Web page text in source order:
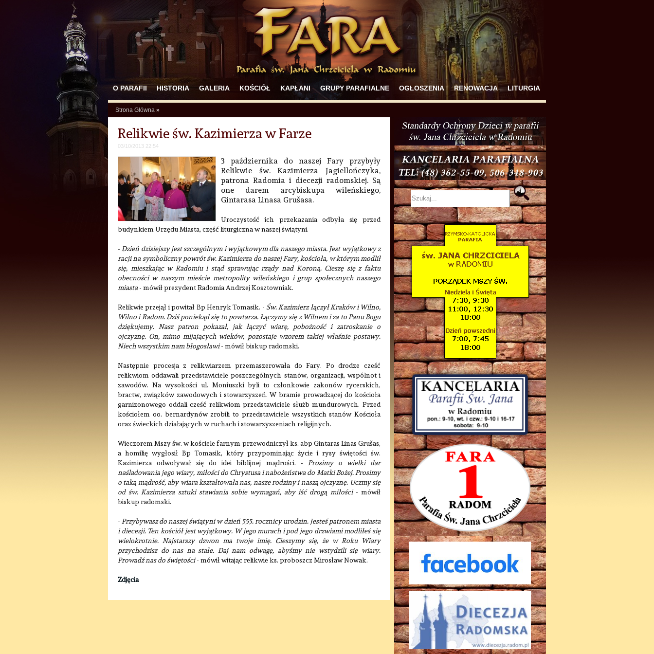
O PARAFII HISTORIA GALERIA KOŚCIÓŁ KAPŁANI GRUPY PARAFIALNE OGŁOSZENIA RENOWACJA LITURGIA
Strona Główna »
Relikwie św. Kazimierza w Farze
03/10/2013 22:54
3 października do naszej Fary przybyły
Relikwie św. Kazimierza Jagiellończyka,
patrona Radomia i diecezji radomskiej. Są
one darem arcybiskupa wileńskiego,
Gintarasa Linasa Grušasa.
Uroczystość ich przekazania odbyła się przed
budynkiem Urzędu Miasta, część liturgiczna w naszej świątyni.
- Dzień dzisiejszy jest szczególnym i wyjątkowym dla naszego miasta. Jest wyjątkowy z
racji na symboliczny powrót św. Kazimierza do naszej Fary, kościoła, w którym modlił
się, mieszkając w Radomiu i stąd sprawując rządy nad Koroną. Cieszę się z faktu
obecności w naszym mieście metropolity wileńskiego i grup społecznych naszego
miasta - mówił prezydent Radomia Andrzej Kosztowniak.
Relikwie przejął i powitał Bp Henryk Tomasik. - Św. Kazimierz łączył Kraków i Wilno,
Wilno i Radom. Dziś poniekąd się to powtarza. Łączymy się z Wilnem i za to Panu Bogu
dziękujemy. Nasz patron pokazał, jak łączyć wiarę, pobożność i zatroskanie o
ojczyznę. On, mimo mijających wieków, pozostaje wzorem takiej właśnie postawy.
Niech wszystkim nam błogosławi- mówił biskup radomski.
Następnie procesja z relikwiarzem przemaszerowała do Fary. Po drodze cześć
relikwiom oddawali przedstawiciele poszczególnych stanów, organizacji, wspólnot i
zawodów. Na wysokości ul. Moniuszki byli to członkowie zakonów rycerskich,
bractw, związków zawodowych i stowarzyszeń. W bramie prowadzącej do kościoła
garnizonowego oddali cześć relikwiom przedstawiciele służb mundurowych. Przed
kościołem oo. bernardynów zrobili to przedstawiciele wszystkich stanów Kościoła
oraz świeckich działających w ruchach i stowarzyszeniach religijnych.
Wieczorem Mszy św. w kościele farnym przewodniczył ks. abp Gintaras Linas Grušas,
a homilię wygłosił Bp Tomasik, który przypominając życie i rysy świętości św.
Kazimierza odwoływał się do idei biblijnej mądrości. -
Prosimy o wielki dar
naśladowania jego wiary, miłości do Chrystusa i nabożeństwa do Matki Bożej. Prosimy
o taką mądrość, aby wiara kształtowała nas, nasze rodziny i naszą ojczyznę. Uczmy się
od św. Kazimierza sztuki stawiania sobie wymagań, aby iść drogą miłości- mówił
biskup radomski.
- Przybywasz do naszej świątyni w dzień 555. rocznicy urodzin. Jesteś patronem miasta
i diecezji. Ten kościół jest wyjątkowy. W jego murach i pod jego drzwiami modliłeś się
wielokrotnie. Najstarszy dzwon ma twoje imię. Cieszymy się, że w Roku Wiary
przychodzisz do nas na stałe. Daj nam odwagę, abyśmy nie wstydzili się wiary.
Prowadź nas do świętości- mówił witając relikwie ks. proboszcz Mirosław Nowak.
Zdjęcia